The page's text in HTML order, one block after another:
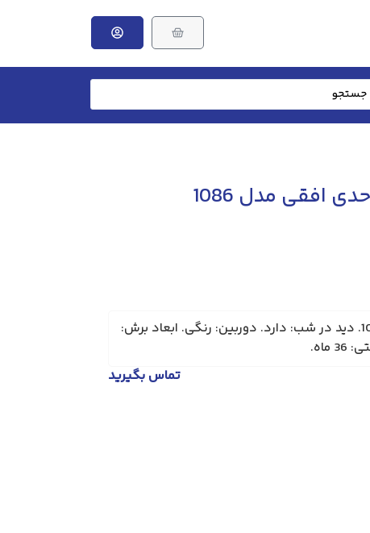
پنل تصویری 8 واحدی افقی مدل 1086
برند: الکتروپیک. مدل: 1086. دید در شب: دارد. دوربین: رنگی. ابعاد برش:
تماس بگیرید